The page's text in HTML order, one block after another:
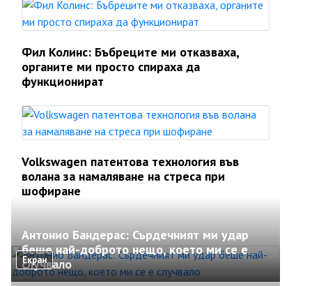
Фил Колинс: Бъбреците ми отказваха,
органите ми просто спираха да
функционират
Volkswagen патентова технология във
волана за намаляване на стреса при
шофиране
Екран
Антонио Бандерас: Сърдечният ми удар
беше най-доброто нещо, което ми се е
случвало